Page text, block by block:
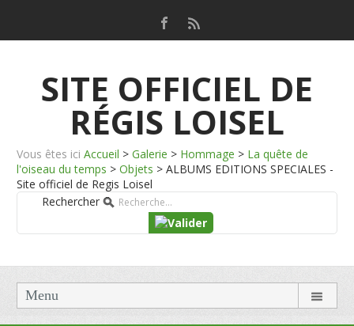
SITE OFFICIEL DE
RÉGIS LOISEL
Vous êtes ici Accueil > Galerie > Hommage > La quête de
l'oiseau du temps > Objets > ALBUMS EDITIONS SPECIALES -
Site officiel de Regis Loisel
Rechercher
Menu